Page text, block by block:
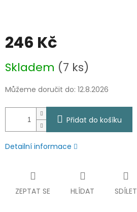
246 Kč
cena:
Skladem (7 ks)
Můžeme doručit do: 12.8.2026
Přidat do košíku
Detailní informace
ZEPTAT SE HLÍDAT SDÍLET